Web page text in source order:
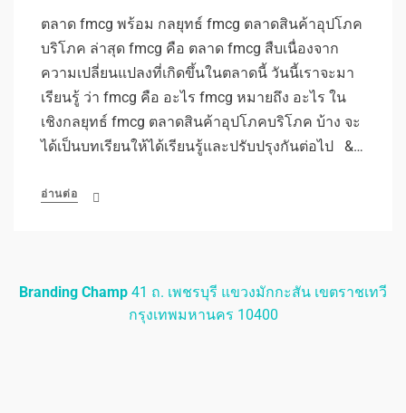
ตลาด fmcg พร้อม กลยุทธ์ fmcg ตลาดสินค้าอุปโภค
บริโภค ล่าสุด fmcg คือ ตลาด fmcg สืบเนื่องจาก
ความเปลี่ยนแปลงที่เกิดขึ้นในตลาดนี้ วันนี้เราจะมา
เรียนรู้ ว่า fmcg คือ อะไร fmcg หมายถึง อะไร ใน
เชิงกลยุทธ์ fmcg ตลาดสินค้าอุปโภคบริโภค บ้าง จะ
ได้เป็นบทเรียนให้ได้เรียนรู้และปรับปรุงกันต่อไป &…
อ่านต่อ
Branding Champ 41 ถ. เพชรบุรี แขวงมักกะสัน เขตราชเทวี
กรุงเทพมหานคร 10400